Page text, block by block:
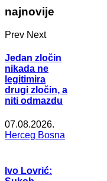
najnovije
Prev Next
Jedan zločin
nikada ne
legitimira
drugi zločin, a
niti odmazdu
07.08.2026.
Herceg Bosna
Ivo Lovrić: